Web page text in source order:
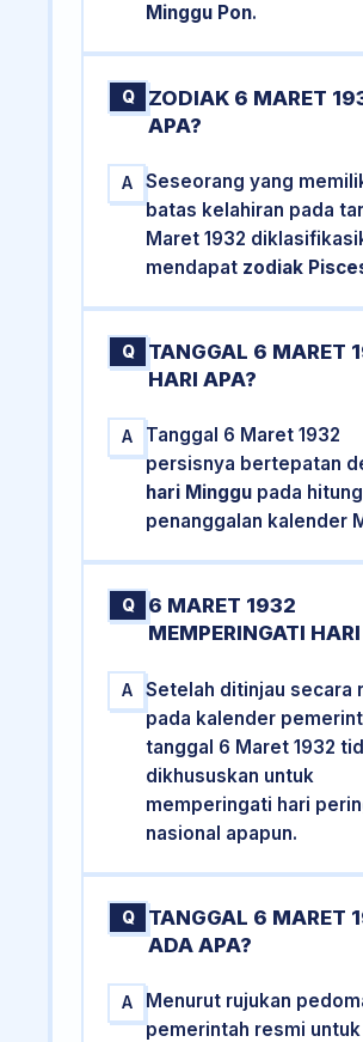
Minggu Pon.
Q
ZODIAK 6 MARET
APA?
A
Seseorang yang
batas kelahiran pada
Maret 1932
mendapat zodiak
Q
TANGGAL 6 MARET
HARI APA?
A
Tanggal 6 Maret 1932
persisnya bertepatan
hari Minggu pada
penanggalan kalender
Q
6 MARET 1932
MEMPERINGATI
A
Setelah ditinjau secara
pada kalender
tanggal 6 Maret 1932
dikhususkan untuk
memperingati hari
nasional apapun.
Q
TANGGAL 6 MARET
ADA APA?
A
Menurut rujukan
pemerintah resmi untuk